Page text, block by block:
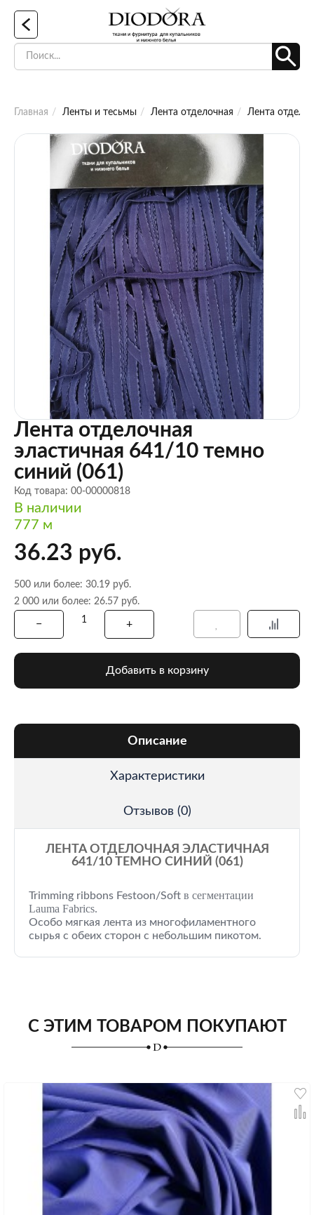
Главная Ленты и тесьмы Лента отделочная Лента
Лента отделочная
эластичная 641/10 темно
синий (061)
Код товара: 00-00000818
В наличии
777 м
36.23 руб.
500 или более: 30.19 руб.
2 000 или более: 26.57 руб.
Добавить в корзину
Описание
Характеристики
Отзывов (0)
ЛЕНТА ОТДЕЛОЧНАЯ ЭЛАСТИЧНАЯ
641/10 ТЕМНО СИНИЙ (061)
Trimming ribbons Festoon/Soft в сегментации
Lauma Fabrics.
Особо мягкая лента из многофиламентного
сырья с обеих сторон с небольшим пикотом.
С ЭТИМ ТОВАРОМ ПОКУПАЮТ